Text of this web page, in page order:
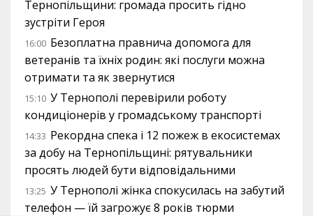
Тернопільщини: громада просить гідно
зустріти Героя
16:00 Безоплатна правнича допомога для
ветеранів та їхніх родин: які послуги можна
отримати та як звернутися
15:10 У Тернополі перевірили роботу
кондиціонерів у громадському транспорті
14:33 Рекордна спека і 12 пожеж в екосистемах
за добу на Тернопільщині: рятувальники
просять людей бути відповідальними
13:25 У Тернополі жінка спокусилась на забутий
телефон — їй загрожує 8 років тюрми